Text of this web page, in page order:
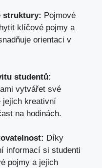
struktury: Pojmové
klíčové pojmy a
orientaci v
studentů:
vytvářet své
jejich kreativní
na hodinách.
Díky
informací si studenti
pojmy a jejich